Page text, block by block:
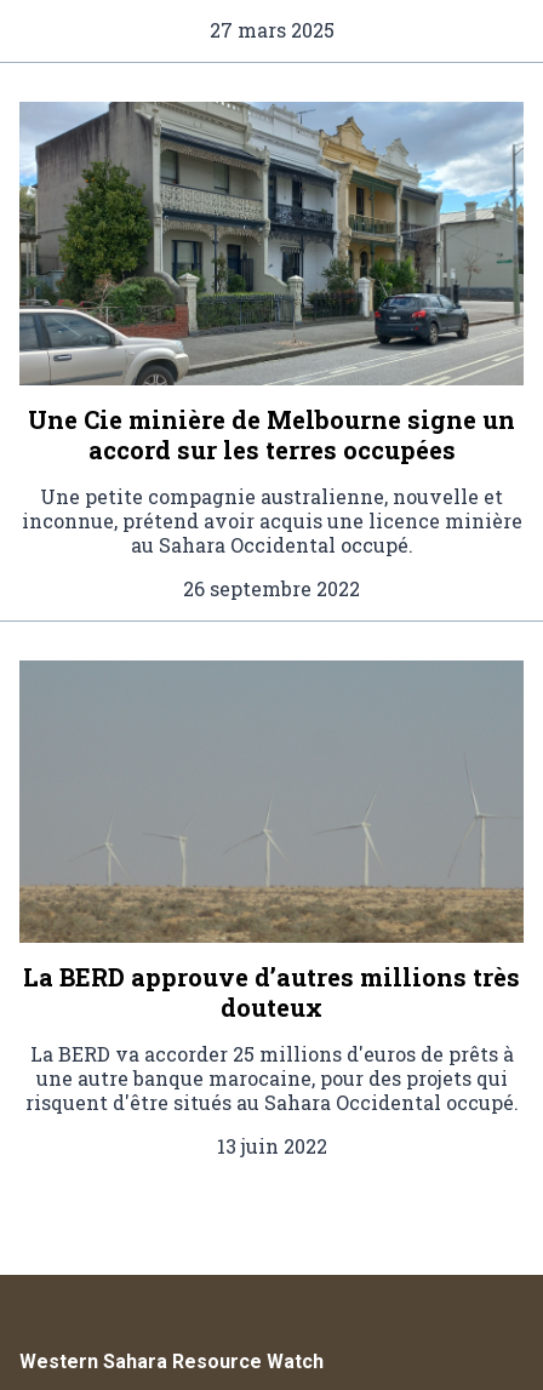
27 mars 2025
Une Cie minière de Melbourne signe un
accord sur les terres occupées
Une petite compagnie australienne, nouvelle et
inconnue, prétend avoir acquis une licence minière
au Sahara Occidental occupé.
26 septembre 2022
La BERD approuve d’autres millions très
douteux
La BERD va accorder 25 millions d'euros de prêts à
une autre banque marocaine, pour des projets qui
risquent d'être situés au Sahara Occidental occupé.
13 juin 2022
Western Sahara Resource Watch